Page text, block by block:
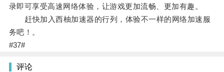
录即可享受高速网络体验，让游戏更加流畅、更加有趣。
赶快加入西柚加速器的行列，体验不一样的网络加速服
务吧！。
#37#
评论